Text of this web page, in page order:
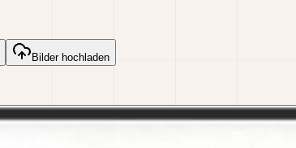
Bilder hochladen